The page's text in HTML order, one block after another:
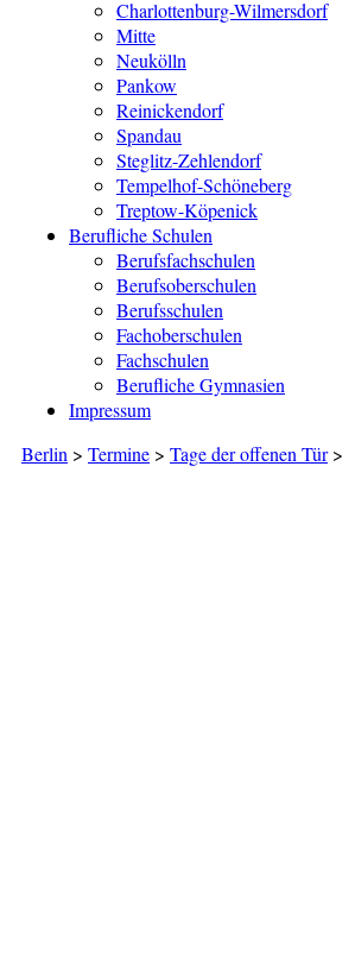
Charlottenburg-Wilmersdorf
Mitte
Neukölln
Pankow
Reinickendorf
Spandau
Steglitz-Zehlendorf
Tempelhof-Schöneberg
Treptow-Köpenick
Berufliche Schulen
Berufsfachschulen
Berufsoberschulen
Berufsschulen
Fachoberschulen
Fachschulen
Berufliche Gymnasien
Impressum
Berlin > Termine > Tage der offenen Tür>